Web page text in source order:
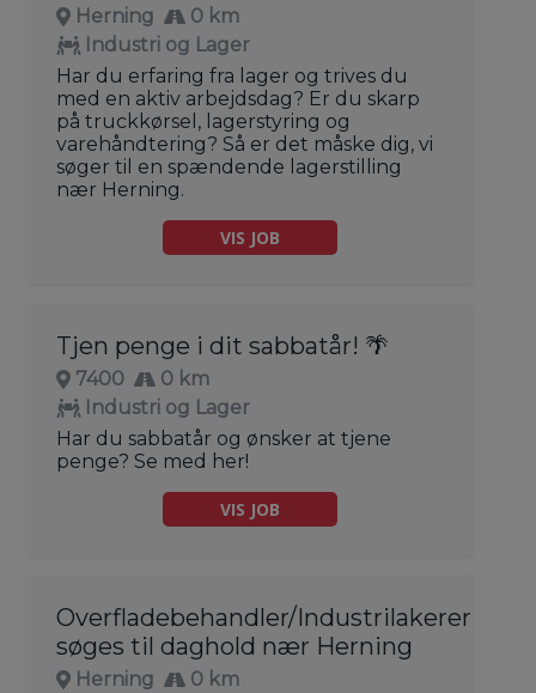
Herning
0 km
Industri og Lager
Har du erfaring fra lager og trives du
med en aktiv arbejdsdag? Er du skarp
på truckkørsel, lagerstyring og
varehåndtering? Så er det måske dig, vi
søger til en spændende lagerstilling
nær Herning.
VIS JOB
Tjen penge i dit sabbatår! 🌴
7400
0 km
Industri og Lager
Har du sabbatår og ønsker at tjene
penge? Se med her!
VIS JOB
Overfladebehandler/Industrilakerer
søges til daghold nær Herning
Herning
0 km